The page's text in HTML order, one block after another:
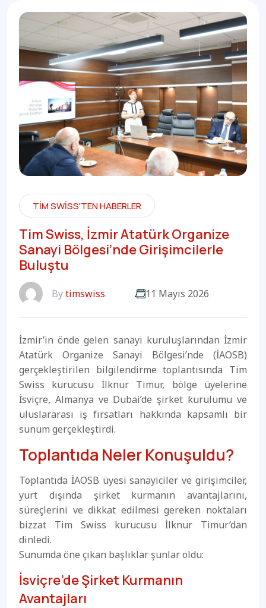
TIM SWISS'TEN HABERLER
Tim Swiss, İzmir Atatürk Organize
Sanayi Bölgesi’nde Girişimcilerle
Buluştu
Bytimswiss 11 Mayıs 2026
İzmir’in önde gelen sanayi kuruluşlarından İzmir
Atatürk Organize Sanayi Bölgesi’nde (İAOSB)
gerçekleştirilen bilgilendirme toplantısında Tim
Swiss kurucusu İlknur Timur, bölge üyelerine
İsviçre, Almanya ve Dubai’de şirket kurulumu ve
uluslararası iş fırsatları hakkında kapsamlı bir
sunum gerçekleştirdi.
Toplantıda Neler Konuşuldu?
Toplantıda İAOSB üyesi sanayiciler ve girişimciler,
yurt dışında şirket kurmanın avantajlarını,
süreçlerini ve dikkat edilmesi gereken noktaları
bizzat Tim Swiss kurucusu İlknur Timur’dan
dinledi.
Sunumda öne çıkan başlıklar şunlar oldu:
İsviçre’de Şirket Kurmanın
Avantajları